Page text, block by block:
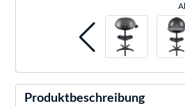
Produktbeschreibung